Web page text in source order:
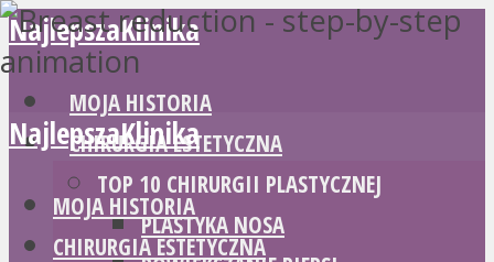
NajlepszaKlinika
MOJA HISTORIA
CHIRURGIA ESTETYCZNA
TOP 10 CHIRURGII PLASTYCZNEJ
PLASTYKA NOSA
NajlepszaKlinika
MOJA HISTORIA
CHIRURGIA ESTETYCZNA